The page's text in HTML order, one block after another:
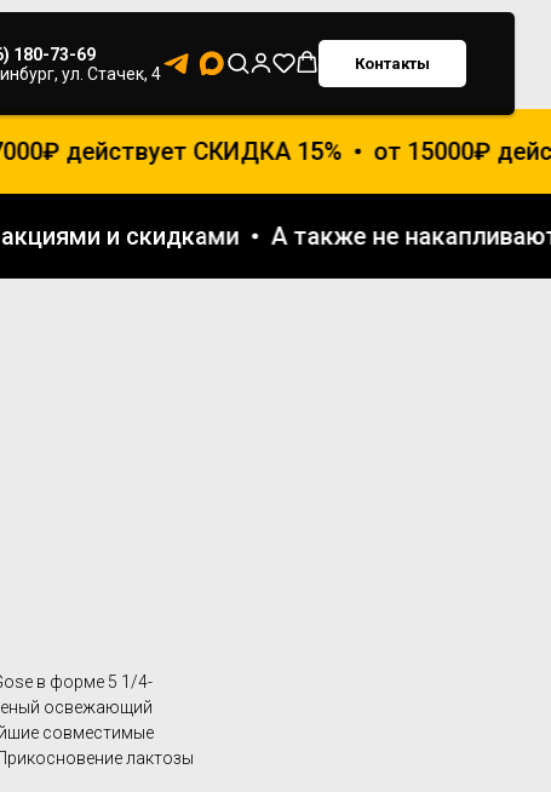
180-73-69
ул. Стачек, 4
Контакты
действует СКИДКА 15% от 15000₽
акциями и скидками А также не
в форме 5 1/4-
освежающий
совместимые
лактозы